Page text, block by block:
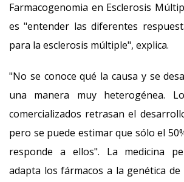
Farmacogenomia en Esclerosis
es "entender las diferentes
para la esclerosis múltiple", explica.
"No se conoce qué la causa y se
una manera muy heterogénea.
comercializados retrasan el
pero se puede estimar que sólo el
responde a ellos". La medicina
adapta los fármacos a la genética de